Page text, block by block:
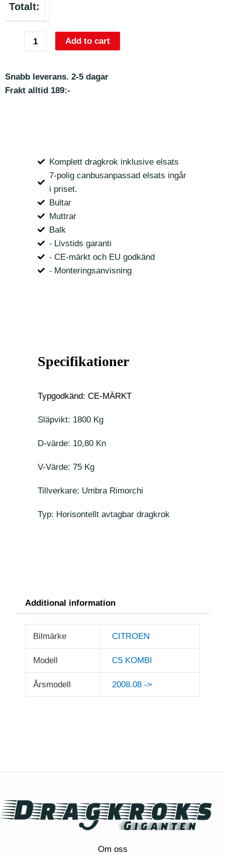
Totalt:
Add to cart
Snabb leverans. 2-5 dagar
Frakt alltid 189:-
Komplett dragkrok inklusive elsats
7-polig canbusanpassad elsats ingår
i priset.
Bultar
Muttrar
Balk
⁃ Livstids garanti
⁃ CE-märkt och EU godkänd
⁃ Monteringsanvisning
Specifikationer
Typgodkänd: CE-MÄRKT
Släpvikt: 1800 Kg
D-värde: 10,80 Kn
V-Värde: 75 Kg
Tillverkare: Umbra Rimorchi
Typ: Horisontellt avtagbar dragkrok
Additional information
Bilmärke CITROEN
Modell C5 KOMBI
Årsmodell 2008.08 ->
Om oss